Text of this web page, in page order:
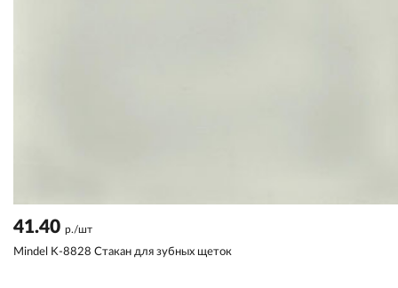
41.40 р./шт
Mindel K-8828 Стакан для зубных щеток